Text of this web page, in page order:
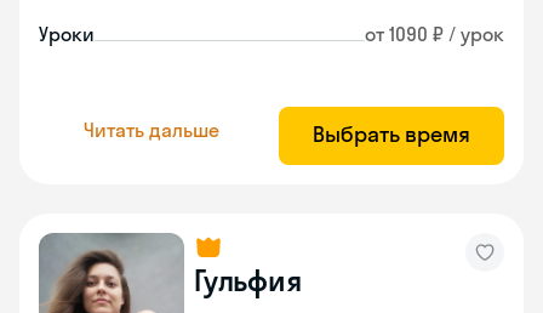
Уроки от 1090 ₽ / урок
Читать дальше Выбрать время
Гульфия